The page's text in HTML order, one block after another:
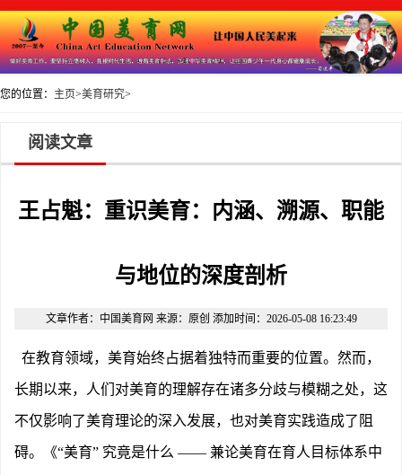
您的位置： 主页>美育研究>
阅读文章
王占魁：重识美育：内涵、溯源、职能
与地位的深度剖析
文章作者：中国美育网 来源：原创 添加时间：2026-05-08 16:23:49
在教育领域，美育始终占据着独特而重要的位置。然而，
长期以来，人们对美育的理解存在诸多分歧与模糊之处，这
不仅影响了美育理论的深入发展，也对美育实践造成了阻
碍。《“美育” 究竟是什么 —— 兼论美育在育人目标体系中